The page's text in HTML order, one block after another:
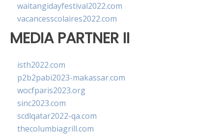
waitangidayfestival2022.com
vacancesscolaires2022.com
MEDIA PARTNER II
isth2022.com
p2b2pabi2023-makassar.com
wocfparis2023.org
sinc2023.com
scdlqatar2022-qa.com
thecolumbiagrill.com